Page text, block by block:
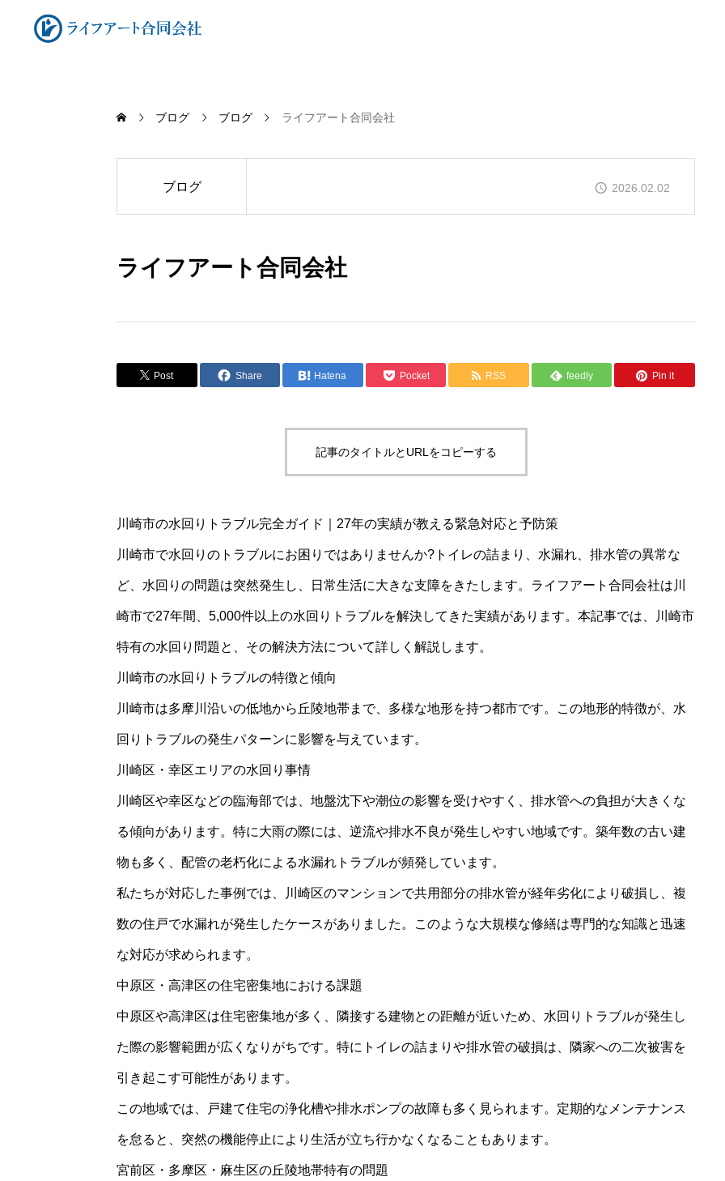
ブログ ブログ ライフアート合同会社
ブログ 2026.02.02
ライフアート合同会社
Post Share Hatena Pocket RSS feedly Pin it
記事のタイトルとURLをコピーする
川崎市の水回りトラブル完全ガイド｜27年の実績が教える緊急対応と予防策
川崎市で水回りのトラブルにお困りではありませんか?トイレの詰まり、水漏れ、排水管の異常な
ど、水回りの問題は突然発生し、日常生活に大きな支障をきたします。ライフアート合同会社は川
崎市で27年間、5,000件以上の水回りトラブルを解決してきた実績があります。本記事では、川崎市
特有の水回り問題と、その解決方法について詳しく解説します。
川崎市の水回りトラブルの特徴と傾向
川崎市は多摩川沿いの低地から丘陵地帯まで、多様な地形を持つ都市です。この地形的特徴が、水
回りトラブルの発生パターンに影響を与えています。
川崎区・幸区エリアの水回り事情
川崎区や幸区などの臨海部では、地盤沈下や潮位の影響を受けやすく、排水管への負担が大きくな
る傾向があります。特に大雨の際には、逆流や排水不良が発生しやすい地域です。築年数の古い建
物も多く、配管の老朽化による水漏れトラブルが頻発しています。
私たちが対応した事例では、川崎区のマンションで共用部分の排水管が経年劣化により破損し、複
数の住戸で水漏れが発生したケースがありました。このような大規模な修繕は専門的な知識と迅速
な対応が求められます。
中原区・高津区の住宅密集地における課題
中原区や高津区は住宅密集地が多く、隣接する建物との距離が近いため、水回りトラブルが発生し
た際の影響範囲が広くなりがちです。特にトイレの詰まりや排水管の破損は、隣家への二次被害を
引き起こす可能性があります。
この地域では、戸建て住宅の浄化槽や排水ポンプの故障も多く見られます。定期的なメンテナンス
を怠ると、突然の機能停止により生活が立ち行かなくなることもあります。
宮前区・多摩区・麻生区の丘陵地帯特有の問題